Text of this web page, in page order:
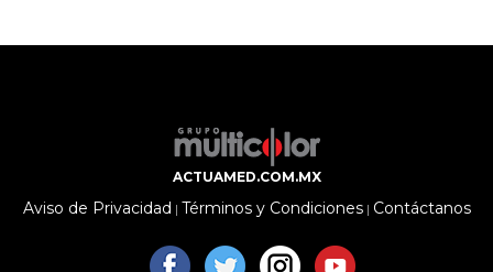
ACTUAMED.COM.MX
Aviso de Privacidad | Términos y Condiciones | Contáctanos